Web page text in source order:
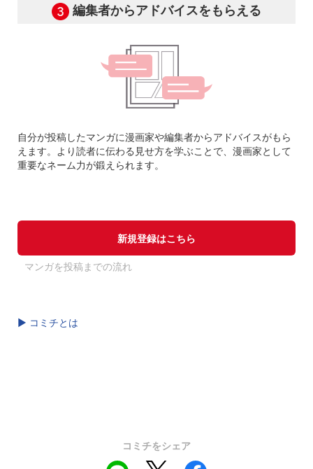
編集者からアドバイスをもらえる
自分が投稿したマンガに漫画家や編集者からアドバイスがもら
えます。より読者に伝わる見せ方を学ぶことで、漫画家として
重要なネーム力が鍛えられます。
新規登録はこちら
マンガを投稿までの流れ
▶ コミチとは
コミチをシェア